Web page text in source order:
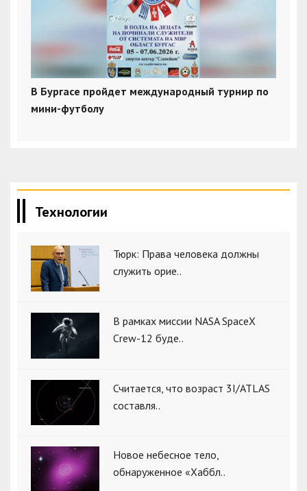
В Бургасе пройдет международный турнир по
мини-футболу
Технологии
Тюрк: Права человека должны
служить орие..
В рамках миссии NASA SpaceX
Crew-12 буде..
Считается, что возраст 3I/ATLAS
составля..
Новое небесное тело,
обнаруженное «Хаббл..